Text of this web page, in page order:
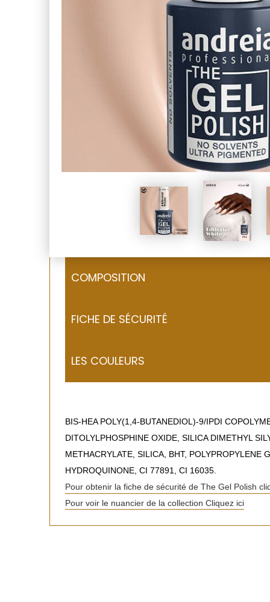
COMPOSITION
FICHE DE SÉCURITÉ
LES COULEURS
BIS-HEA POLY(1,4-BUTANEDIOL)-9/IPDI
DITOLYLPHOSPHINE OXIDE, SILICA DIMETHYL
METHACRYLATE, SILICA, BHT, POLYPROPYLENE
HYDROQUINONE, CI 77891, CI 16035.
Pour obtenir la fiche de sécurité de The Gel Polish
Pour voir le nuancier de la collection Cliquez ici